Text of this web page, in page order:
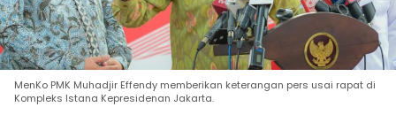
MenKo PMK Muhadjir Effendy memberikan keterangan pers usai rapat di
Kompleks Istana Kepresidenan Jakarta.